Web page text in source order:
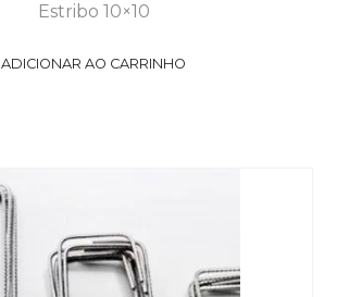
Estribo 10×10
ADICIONAR AO CARRINHO